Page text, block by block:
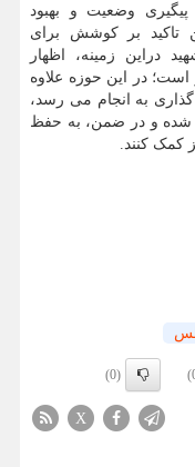
وضعیت و بهبود
تاکید بر کوشش برای
دراین زمینه، اظهار
در این حوزه علاوه
گذاری به انجام می رسد،
شده و در ضمن، به حفظ
کمک کنند.
(0)
X